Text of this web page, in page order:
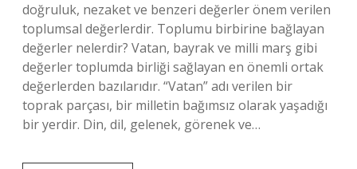
doğruluk, nezaket ve benzeri değerler önem verilen
toplumsal değerlerdir. Toplumu birbirine bağlayan
değerler nelerdir? Vatan, bayrak ve milli marş gibi
değerler toplumda birliği sağlayan en önemli ortak
değerlerden bazılarıdır. “Vatan” adı verilen bir
toprak parçası, bir milletin bağımsız olarak yaşadığı
bir yerdir. Din, dil, gelenek, görenek ve…